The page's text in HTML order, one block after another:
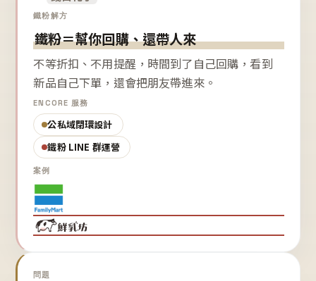
鐵粉解方
鐵粉＝幫你回購、還帶人來
不等折扣、不用提醒，時間到了自己回購，看到
新品自己下單，還會把朋友帶進來。
ENCORE 服務
公私域閉環設計
鐵粉 LINE 群運營
案例
問題